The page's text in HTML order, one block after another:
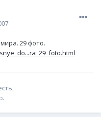
29 фото.